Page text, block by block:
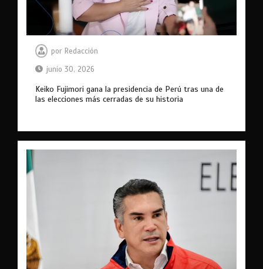
por Redacción
junio 30, 2026
Keiko Fujimori gana la presidencia de Perú tras una de
las elecciones más cerradas de su historia